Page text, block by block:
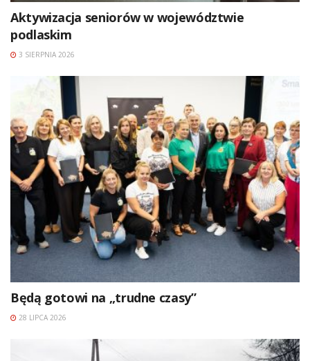
Aktywizacja seniorów w województwie
podlaskim
3 SIERPNIA 2026
Będą gotowi na „trudne czasy”
28 LIPCA 2026